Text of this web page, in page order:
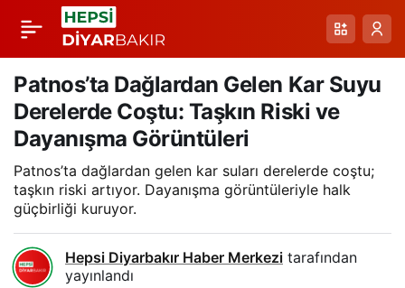
Patnos’ta Dağlardan Gelen Kar Suyu
Derelerde Coştu: Taşkın Riski ve
Dayanışma Görüntüleri
Patnos’ta dağlardan gelen kar suları derelerde coştu;
taşkın riski artıyor. Dayanışma görüntüleriyle halk
güçbirliği kuruyor.
Hepsi Diyarbakır Haber Merkezi tarafından
yayınlandı
Kars ve Erzurum Yolu
Karla Büründü:
Nisanın Ortasında
Hızla Kar Yağışı ve
Ulaşım Zorluğu
Paylaş